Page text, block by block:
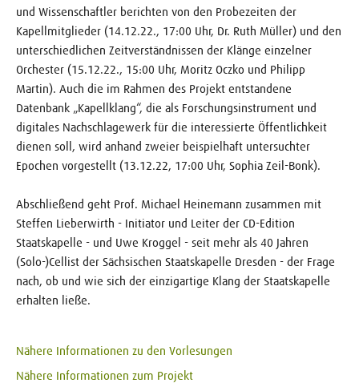
und Wissenschaftler berichten von den Probezeiten der
Kapellmitglieder (14.12.22., 17:00 Uhr, Dr. Ruth Müller) und den
unterschiedlichen Zeitver­ständ­nissen der Klänge einzelner
Orchester (15.12.22., 15:00 Uhr, Moritz Oczko und Philipp
Martin). Auch die im Rahmen des Projekt entstandene
Datenbank „Kapellklang“, die als Forschungsinstrument und
digitales Nachschlagewerk für die interessierte Öffentlichkeit
dienen soll, wird anhand zweier beispielhaft untersuchter
Epochen vorgestellt (13.12.22, 17:00 Uhr, Sophia Zeil-Bonk).
Abschließend geht Prof. Michael Heinemann zusammen mit
Steffen Lieberwirth - Initiator und Leiter der CD-Edition
Staatskapelle - und Uwe Kroggel - seit mehr als 40 Jahren
(Solo-)Cellist der Sächsischen Staatskapelle Dresden - der Frage
nach, ob und wie sich der einzigartige Klang der Staatskapelle
erhalten ließe.
Nähere Informationen zu den Vorlesungen
Nähere Informationen zum Projekt